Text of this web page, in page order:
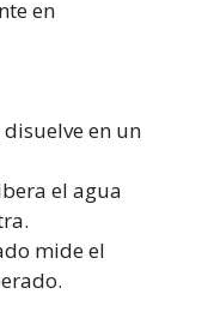
en
en un
el agua
mide el